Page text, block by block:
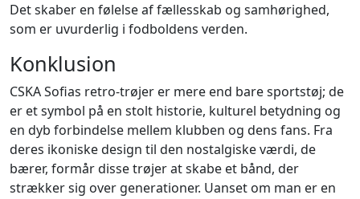
Det skaber en følelse af fællesskab og samhørighed,
som er uvurderlig i fodboldens verden.
Konklusion
CSKA Sofias retro-trøjer er mere end bare sportstøj; de
er et symbol på en stolt historie, kulturel betydning og
en dyb forbindelse mellem klubben og dens fans. Fra
deres ikoniske design til den nostalgiske værdi, de
bærer, formår disse trøjer at skabe et bånd, der
strækker sig over generationer. Uanset om man er en